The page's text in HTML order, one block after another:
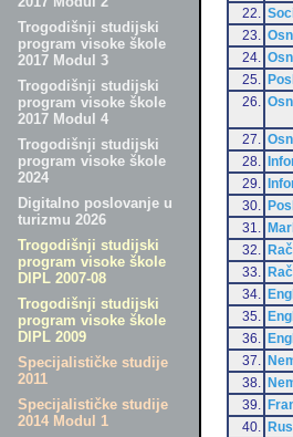
Trogodišnji studijski
program visoke škole
2017 Modul 3
Trogodišnji studijski
program visoke škole
2017 Modul 4
Trogodišnji studijski
program visoke škole
2024
Digitalno poslovanje u
turizmu 2026
Trogodišnji studijski
program visoke škole
DIPL 2007-08
Trogodišnji studijski
program visoke škole
DIPL 2009
Specijalističke studije
2011
Specijalističke studije
2014 Modul 1
22.
23.
24.
25.
26.
27.
28.
29.
30.
31.
32.
33.
34.
35.
36.
37.
38.
39.
40.